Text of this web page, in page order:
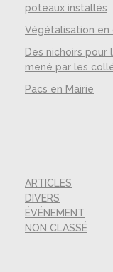
poteaux installés
Végétalisation
Des nichoirs
mené par les
Pacs en Mairie
ARTICLES
DIVERS
ÉVÉNEMENT
NON CLASSÉ